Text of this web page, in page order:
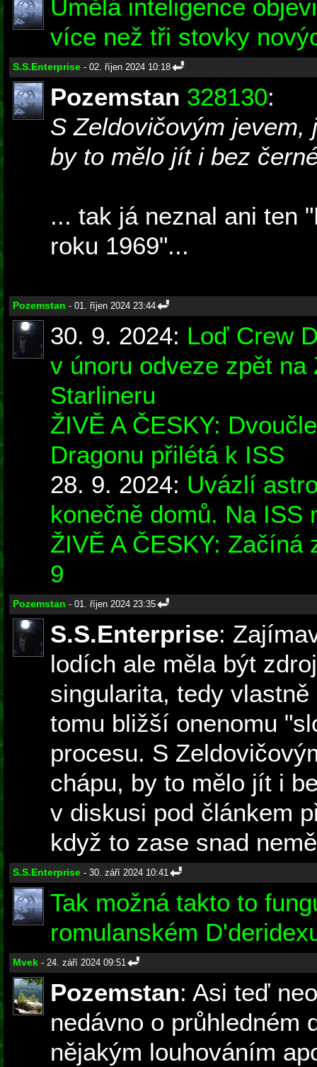
Umělá inteligence
více než tři stovky
S.S.Enterprise - 02. říjen 2024 10:18
Pozemstan 328130:
S Zeldovičovým jevem,
by to mělo jít i bez
... tak já neznal ani ten
roku 1969"...
Pozemstan - 01. říjen 2024 23:44
30. 9. 2024: Loď Crew
v únoru odveze zpět na
Starlineru
ŽIVĚ A ČESKY:
Dragonu přilétá k ISS
28. 9. 2024: Uvázlí
konečně domů. Na ISS
ŽIVĚ A ČESKY: Začíná
9
Pozemstan - 01. říjen 2024 23:35
S.S.Enterprise:
lodích ale měla být
singularita, tedy
tomu bližší onenomu
procesu. S
chápu, by to mělo jít i
v diskusi pod článkem
když to zase snad
S.S.Enterprise - 30. září 2024 10:41
Tak možná takto to
romulanském
Mvek - 24. září 2024 09:51
Pozemstan: Asi teď
nedávno o průhledném
nějakým louhováním